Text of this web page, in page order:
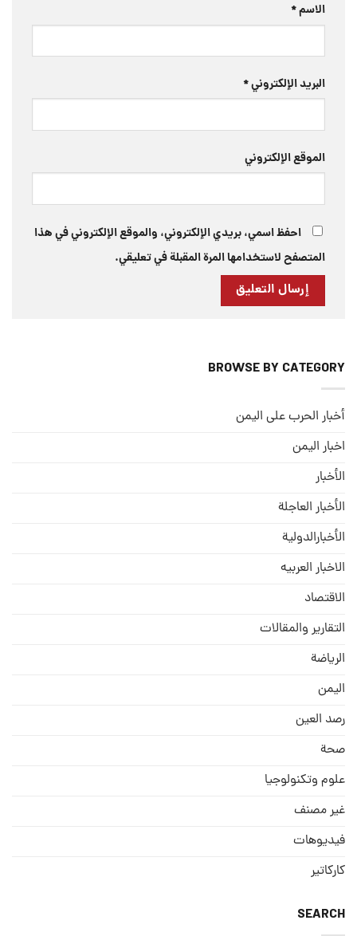
الاسم*
البريد الإلكتروني*
الموقع الإلكتروني
احفظ اسمي، بريدي الإلكتروني، والموقع الإلكتروني في هذا
المتصفح لاستخدامها المرة المقبلة في تعليقي.
BROWSE BY CATEGORY
أخبار الحرب على اليمن
اخبار اليمن
الأخبار
الأخبار العاجلة
الأخبارالدولية
الاخبار العربيه
الاقتصاد
التقارير والمقالات
الریاضة
الیمن
رصد العین
صحة
علوم وتكنولوجيا
غير مصنف
فيديوهات
كاركاتير
SEARCH